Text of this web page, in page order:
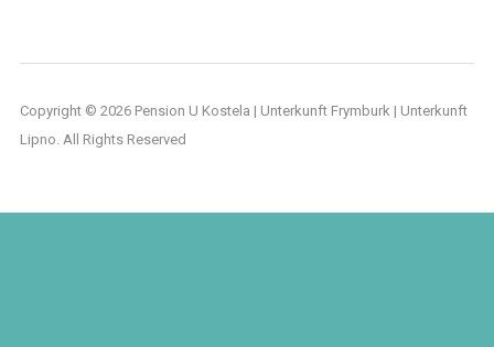
Copyright © 2026 Pension U Kostela | Unterkunft Frymburk | Unterkunft
Lipno. All Rights Reserved